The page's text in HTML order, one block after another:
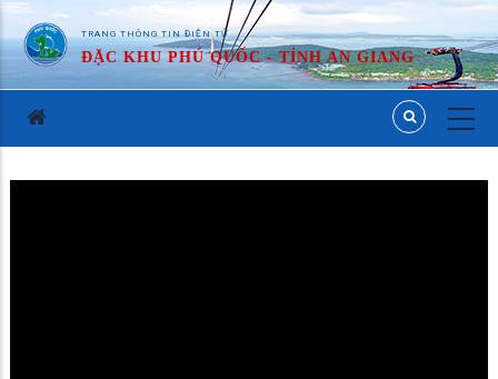
TRANG THÔNG TIN ĐIỆN TỬ
ĐẶC KHU PHÚ QUỐC - TỈNH AN GIANG